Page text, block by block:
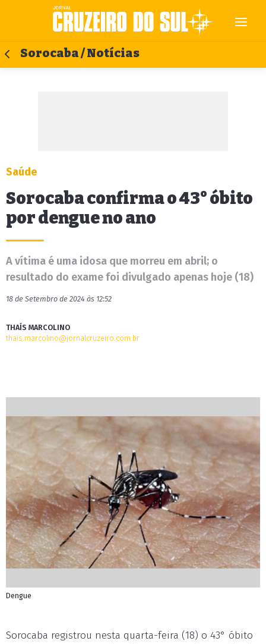
Sorocaba / Notícias
Saúde
Sorocaba confirma o 43° óbito
por dengue no ano
A vítima é uma idosa que morreu em abril; o
resultado do exame foi divulgado apenas hoje (18)
18 de Setembro de 2024 às 12:52
THAÍS MARCOLINO
thais.marcolino@jornalcruzeiro.com.br
Dengue
Sorocaba registrou nesta quarta-feira (18) o 43° óbito